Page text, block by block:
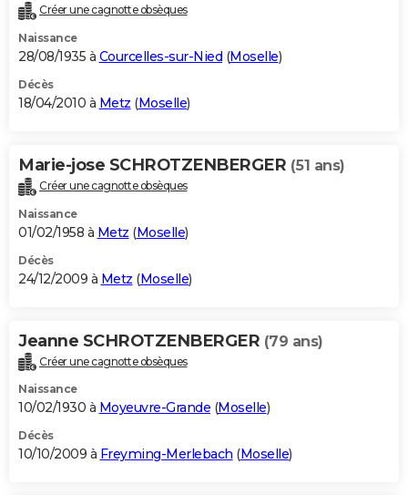
Créer une cagnotte obsèques
Naissance
28/08/1935 à Courcelles-sur-Nied (Moselle)
Décès
18/04/2010 à Metz (Moselle)
Marie-jose SCHROTZENBERGER (51 ans)
Créer une cagnotte obsèques
Naissance
01/02/1958 à Metz (Moselle)
Décès
24/12/2009 à Metz (Moselle)
Jeanne SCHROTZENBERGER (79 ans)
Créer une cagnotte obsèques
Naissance
10/02/1930 à Moyeuvre-Grande (Moselle)
Décès
10/10/2009 à Freyming-Merlebach (Moselle)